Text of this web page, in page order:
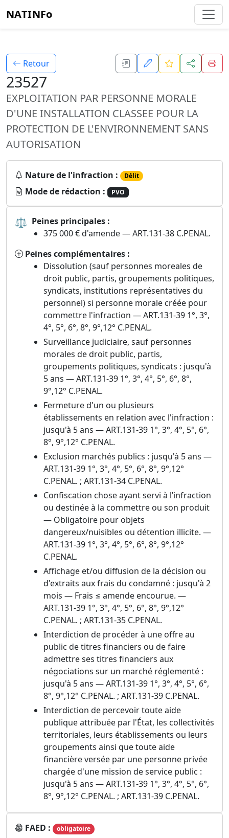
NATINFo
Retour
23527
EXPLOITATION PAR PERSONNE MORALE
D'UNE INSTALLATION CLASSEE POUR LA
PROTECTION DE L'ENVIRONNEMENT SANS
AUTORISATION
Nature de l'infraction : Délit
Mode de rédaction : PVO
⚖ Peines principales :
375 000 € d'amende — ART.131-38 C.PENAL.
Peines complémentaires :
Dissolution (sauf personnes moreales de
droit public, partis, groupements politiques,
syndicats, institutions représentatives du
personnel) si personne morale créée pour
commettre l'infraction — ART.131-39 1°, 3°,
4°, 5°, 6°, 8°, 9°,12° C.PENAL.
Surveillance judiciaire, sauf personnes
morales de droit public, partis,
groupements politiques, syndicats : jusqu'à
5 ans — ART.131-39 1°, 3°, 4°, 5°, 6°, 8°,
9°,12° C.PENAL.
Fermeture d'un ou plusieurs
établissements en relation avec l'infraction :
jusqu'à 5 ans — ART.131-39 1°, 3°, 4°, 5°, 6°,
8°, 9°,12° C.PENAL.
Exclusion marchés publics : jusqu'à 5 ans —
ART.131-39 1°, 3°, 4°, 5°, 6°, 8°, 9°,12°
C.PENAL. ; ART.131-34 C.PENAL.
Confiscation chose ayant servi à l’infraction
ou destinée à la commettre ou son produit
— Obligatoire pour objets
dangereux/nuisibles ou détention illicite. —
ART.131-39 1°, 3°, 4°, 5°, 6°, 8°, 9°,12°
C.PENAL.
Affichage et/ou diffusion de la décision ou
d'extraits aux frais du condamné : jusqu'à 2
mois — Frais ≤ amende encourue. —
ART.131-39 1°, 3°, 4°, 5°, 6°, 8°, 9°,12°
C.PENAL. ; ART.131-35 C.PENAL.
Interdiction de procéder à une offre au
public de titres financiers ou de faire
admettre ses titres financiers aux
négociations sur un marché réglementé :
jusqu'à 5 ans — ART.131-39 1°, 3°, 4°, 5°, 6°,
8°, 9°,12° C.PENAL. ; ART.131-39 C.PENAL.
Interdiction de percevoir toute aide
publique attribuée par l'État, les collectivités
territoriales, leurs établissements ou leurs
groupements ainsi que toute aide
financière versée par une personne privée
chargée d'une mission de service public :
jusqu'à 5 ans — ART.131-39 1°, 3°, 4°, 5°, 6°,
8°, 9°,12° C.PENAL. ; ART.131-39 C.PENAL.
FAED : obligatoire